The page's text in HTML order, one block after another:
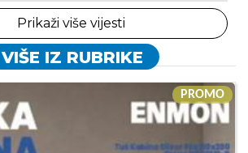
Prikaži više vijesti
VIŠE IZ RUBRIKE
PROMO